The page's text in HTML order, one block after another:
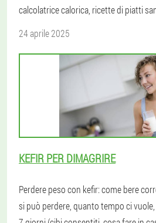
calcolatrice calorica, ricette di piatti
24 aprile 2025
KEFIR PER DIMAGRIRE
Perdere peso con kefir: come bere
si può perdere, quanto tempo ci